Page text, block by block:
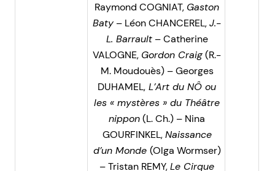
Raymond COGNIAT, Gaston
Baty – Léon CHANCEREL,J.-
L. Barrault– Catherine
VALOGNE, Gordon Craig(R.-
M. Moudouès) – Georges
DUHAMEL, L’Art du NÔ ou
les « mystères » du Théâtre
nippon(L. Ch.) – Nina
GOURFINKEL,Naissance
d’un Monde (Olga Wormser)
– Tristan REMY,Le Cirque